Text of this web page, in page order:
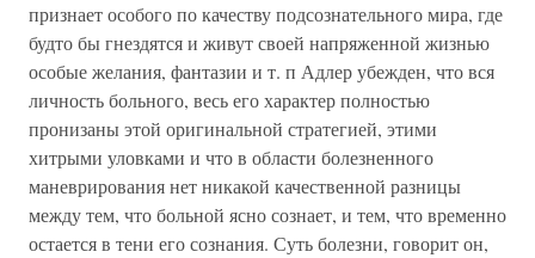
признает особого по качеству подсознательного мира, где
будто бы гнездятся и живут своей напряженной жизнью
особые желания, фантазии и т. п Адлер убежден, что вся
личность больного, весь его характер полностью
пронизаны этой оригинальной стратегией, этими
хитрыми уловками и что в области болезненного
маневрирования нет никакой качественной разницы
между тем, что больной ясно сознает, и тем, что временно
остается в тени его сознания. Суть болезни, говорит он,